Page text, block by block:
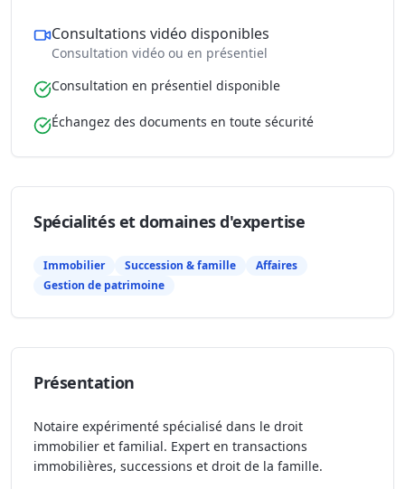
Consultations vidéo disponibles
Consultation vidéo ou en présentiel
Consultation en présentiel disponible
Échangez des documents en toute sécurité
Spécialités et domaines d'expertise
Immobilier Succession & famille
Affaires
Gestion de patrimoine
Présentation
Notaire expérimenté spécialisé dans le droit
immobilier et familial. Expert en transactions
immobilières, successions et droit de la famille.